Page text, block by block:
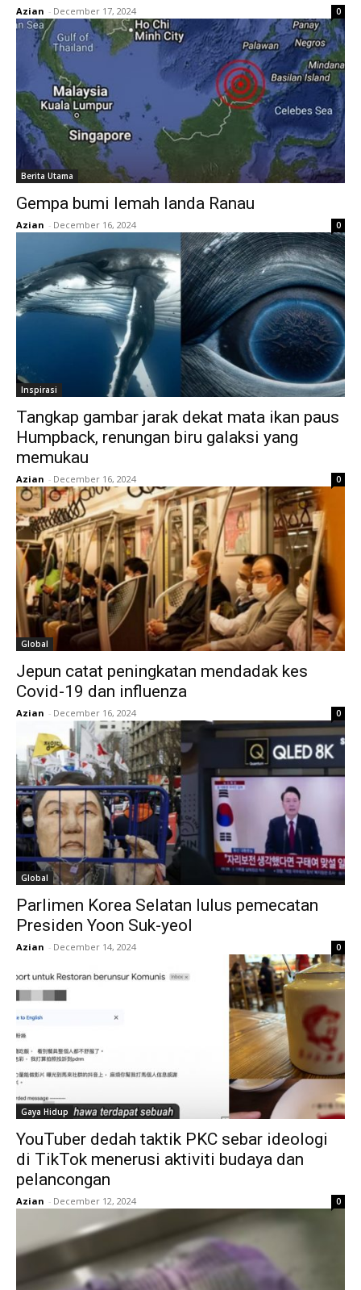
Azian - December 17, 2024 0
Berita Utama
Gempa bumi lemah landa Ranau
Azian - December 16, 2024 0
Inspirasi
Tangkap gambar jarak dekat mata ikan paus
Humpback, renungan biru galaksi yang
memukau
Azian - December 16, 2024 0
Global
Jepun catat peningkatan mendadak kes
Covid-19 dan influenza
Azian - December 16, 2024 0
Global
Parlimen Korea Selatan lulus pemecatan
Presiden Yoon Suk-yeol
Azian - December 14, 2024 0
Gaya Hidup
YouTuber dedah taktik PKC sebar ideologi
di TikTok menerusi aktiviti budaya dan
pelancongan
Azian - December 12, 2024 0